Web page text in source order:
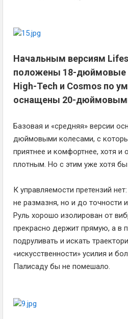
Начальным версиям
положены 18-дюймовые
High-Tech и Cosmos по
оснащены 20-
Базовая и «средняя» версии
дюймовыми колесами, с
приятнее и комфортнее, хотя и
плотным. Но с этим уже хотя
К управляемости претензий
не размазня, но и до точности
Руль хорошо изолирован от
прекрасно держит прямую, а в
подруливать и искать
«искусственности» усилия и
Палисаду бы не помешало.